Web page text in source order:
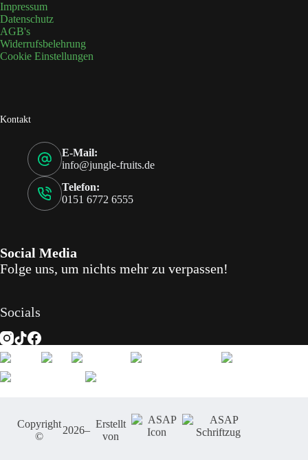
Impressum
Datenschutz
AGB's
Widerrufsbelehrung
Cookie Einstellungen
Kontakt
E-Mail:
info@jungle-fruits.de
Telefon:
0151 6772 6555
Social Media
Folge uns, um nichts mehr zu verpassen!
Socials
Copyright
©
2026–
Erstellt
von